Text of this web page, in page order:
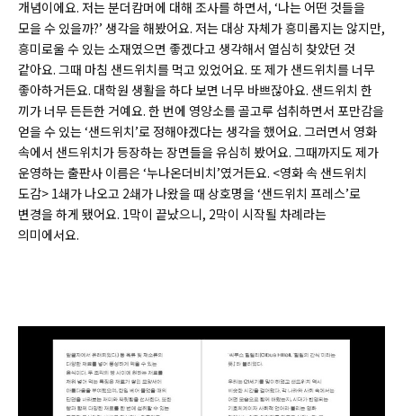
개념이에요. 저는 분더캄머에 대해 조사를 하면서, ‘나는 어떤 것들을
모을 수 있을까?’ 생각을 해봤어요. 저는 대상 자체가 흥미롭지는 않지만,
흥미로울 수 있는 소재였으면 좋겠다고 생각해서 열심히 찾았던 것
같아요. 그때 마침 샌드위치를 먹고 있었어요. 또 제가 샌드위치를 너무
좋아하거든요. 대학원 생활을 하다 보면 너무 바쁘잖아요. 샌드위치 한
끼가 너무 든든한 거예요. 한 번에 영양소를 골고루 섭취하면서 포만감을
얻을 수 있는 ‘샌드위치’로 정해야겠다는 생각을 했어요. 그러면서 영화
속에서 샌드위치가 등장하는 장면들을 유심히 봤어요. 그때까지도 제가
운영하는 출판사 이름은 ‘누나온더비치’였거든요. <영화 속 샌드위치
도감> 1쇄가 나오고 2쇄가 나왔을 때 상호명을 ‘샌드위치 프레스’로
변경을 하게 됐어요. 1막이 끝났으니, 2막이 시작될 차례라는
의미에서요.